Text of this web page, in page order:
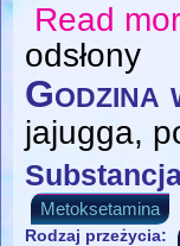
Read
odsłony
Godzina
jajugga,
Metoksetamina
Rodzaj przeżycia: